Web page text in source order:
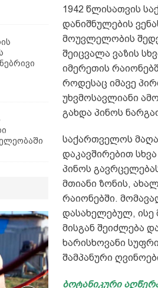
1942 წლისათვის
დანიშნულების
მოუვლელობის
შეიცვალა ვაზის
იმერეთის
როდესაც იმავე
უხვმოსავლიანი
გახდა პინოს
საქართველოს
დაკავშირებით
პინოს
მთიანი ზონის,
რაიონებში.
დასახელებულ, ისე
მისგან შეიძლება
ხარისხოვანი
შამპანური
ბოტანიკური